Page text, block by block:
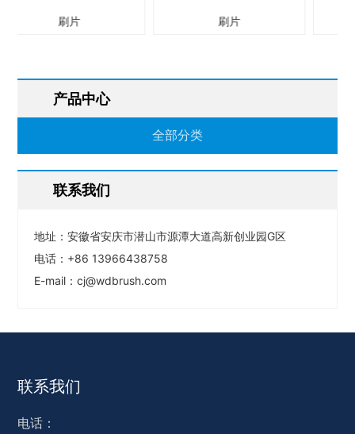
产品中心
全部分类
联系我们
地址：安徽省安庆市潜山市源潭大道高新创业园G区
电话： +86 13966438758
E-mail：cj@wdbrush.com
联系我们
电话：